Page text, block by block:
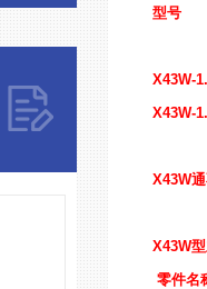
型号
X43W-
X43W-
X43W
X43W
零件名